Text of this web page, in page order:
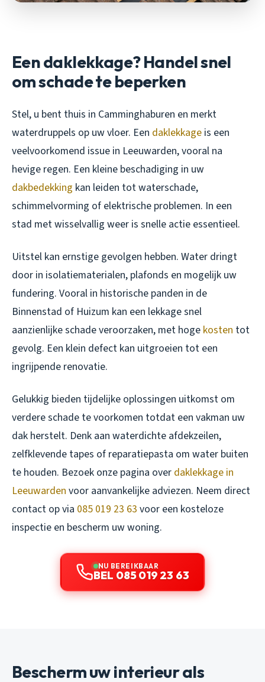
Een daklekkage? Handel snel
om schade te beperken
Stel, u bent thuis in Camminghaburen en merkt
waterdruppels op uw vloer. Een daklekkage is een
veelvoorkomend issue in Leeuwarden, vooral na
hevige regen. Een kleine beschadiging in uw
dakbedekking kan leiden tot waterschade,
schimmelvorming of elektrische problemen. In een
stad met wisselvallig weer is snelle actie essentieel.
Uitstel kan ernstige gevolgen hebben. Water dringt
door in isolatiematerialen, plafonds en mogelijk uw
fundering. Vooral in historische panden in de
Binnenstad of Huizum kan een lekkage snel
aanzienlijke schade veroorzaken, met hoge kosten tot
gevolg. Een klein defect kan uitgroeien tot een
ingrijpende renovatie.
Gelukkig bieden tijdelijke oplossingen uitkomst om
verdere schade te voorkomen totdat een vakman uw
dak herstelt. Denk aan waterdichte afdekzeilen,
zelfklevende tapes of reparatiepasta om water buiten
te houden. Bezoek onze pagina over daklekkage in
Leeuwarden voor aanvankelijke adviezen. Neem direct
contact op via 085 019 23 63 voor een kosteloze
inspectie en bescherm uw woning.
NU BEREIKBAAR
BEL 085 019 23 63
Bescherm uw interieur als